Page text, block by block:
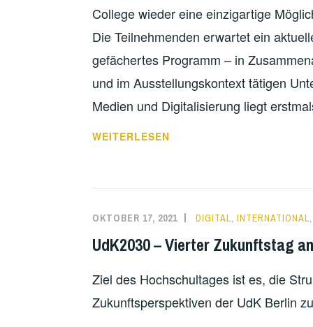
College wieder eine einzigartige
Die Teilnehmenden erwartet ein
gefächertes Programm – in
und im Ausstellungskontext tätigen
Medien und Digitalisierung liegt
EXPERTINNEN-
WEITERLESEN
OKTOBER 17, 2021 DIGITAL, INTERNATIONAL,
UdK2030 – Vierter Zukunftstag
Ziel des Hochschultages ist es, die
Zukunftsperspektiven der UdK Berlin